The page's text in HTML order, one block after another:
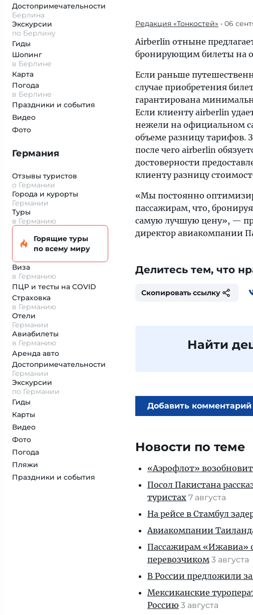
Достопримеча­тельности
Берлина
Экскурсии
по Берлину
Гиды
Шопинг
в Берлине
Карта
Погода
в Берлине
Праздники и события
Видео
Фото
Германия
Отзывы туристов
о Германии
Города и курорты
Германии
Туры
в Германию
Горящие туры
по всему миру
Виза
в Германию
ПЦР и тесты на COVID
Страховка
в Германию
Отели
Германии
Авиабилеты
в Германию
Аренда авто
Достопримеча­тельности
Германии
Экскурсии
по Германии
Гиды
Карты
Видео
Фото
Погода
Пляжи
Праздники и события
Редакция «Тонкостей» • 06
Airberlin отныне
бронирующим билеты на
Если раньше
случае приобретения
гарантирована
Если клиенту airberlin
нежели на официальном
объеме разницу тарифов.
после чего airberlin
достоверности
клиенту разницу
«Мы постоянно
пассажирам, что,
самую лучшую цену», —
директор авиакомпании
Делитесь тем, что
Скопировать ссылку
Найти
Добавить комментарий
Новости по теме
«Аэрофлот»
Посол Пакистана
туристах 7 августа
На рейсе в Стамбул
Авиакомпании
Пассажирам «Ижавиа»
перевозчиком 3 августа
В России предложили
Мексиканские
Россию 3 августа